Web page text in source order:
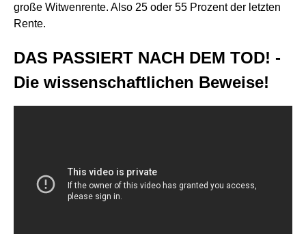
große Witwenrente. Also 25 oder 55 Prozent der letzten
Rente.
DAS PASSIERT NACH DEM TOD! -
Die wissenschaftlichen Beweise!